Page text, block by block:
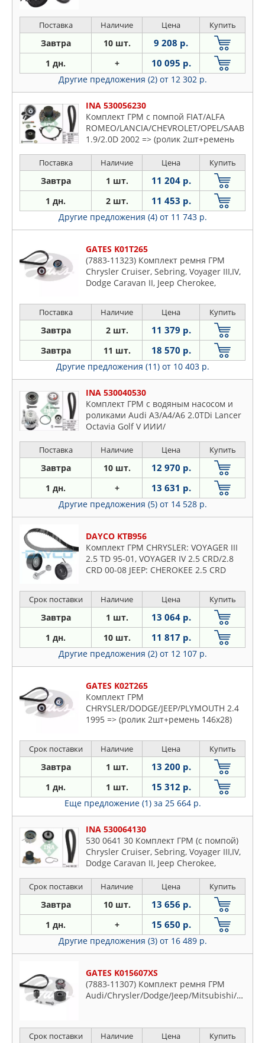
Поставка Наличие Цена Купить
Завтра 10 шт. 9 208 р.
1 дн. + 10 095 р.
Другие предложения (2) от 12 302 р.
INA 530056230
Комплект ГРМ с помпой FIAT/ALFA
ROMEO/LANCIA/CHEVROLET/OPEL/SAAB
1.9/2.0D 2002 => (ролик 2шт+ремень
Поставка Наличие Цена Купить
Завтра 1 шт. 11 204 р.
1 дн. 2 шт. 11 453 р.
Другие предложения (4) от 11 743 р.
GATES K01T265
(7883-11323) Комплект ремня ГРМ
Chrysler Cruiser, Sebring, Voyager III,IV,
Dodge Caravan II, Jeep Cherokee,
Поставка Наличие Цена Купить
Завтра 2 шт. 11 379 р.
Завтра 11 шт. 18 570 р.
Другие предложения (11) от 10 403 р.
INA 530040530
Комплект ГРМ с водяным насосом и
роликами Audi A3/A4/A6 2.0TDi Lancer
Octavia Golf V ИИИ/
Поставка Наличие Цена Купить
Завтра 10 шт. 12 970 р.
1 дн. + 13 631 р.
Другие предложения (5) от 14 528 р.
DAYCO KTB956
Комплект ГРМ CHRYSLER: VOYAGER III
2.5 TD 95-01, VOYAGER IV 2.5 CRD/2.8
CRD 00-08 JEEP: CHEROKEE 2.5 CRD
Срок поставки Наличие Цена Купить
Завтра 1 шт. 13 064 р.
1 дн. 10 шт. 11 817 р.
Другие предложения (2) от 12 107 р.
GATES K02T265
Комплект ГРМ
CHRYSLER/DODGE/JEEP/PLYMOUTH 2.4
1995 => (ролик 2шт+ремень 146x28)
Срок поставки Наличие Цена Купить
Завтра 1 шт. 13 200 р.
1 дн. 1 шт. 15 312 р.
Еще предложение (1) за 25 664 р.
INA 530064130
530 0641 30 Комплект ГРМ (с помпой)
Chrysler Cruiser, Sebring, Voyager III,IV,
Dodge Caravan II, Jeep Cherokee,
Срок поставки Наличие Цена Купить
Завтра 10 шт. 13 656 р.
1 дн. + 15 650 р.
Другие предложения (3) от 16 489 р.
GATES K015607XS
(7883-11307) Комплект ремня ГРМ
Audi/Chrysler/Dodge/Jeep/Mitsubishi/Seat/Skoda/Volkswagen
Срок поставки Наличие Цена Купить